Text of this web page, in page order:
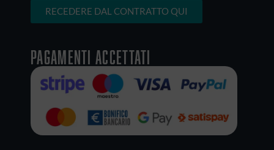
RECEDERE DAL CONTRATTO QUI
Pagamenti accettati